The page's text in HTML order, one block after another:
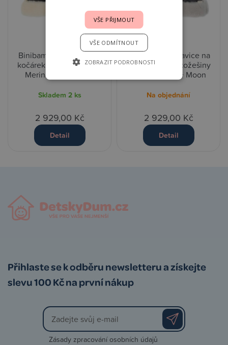
Binibamba Rukavice na
kočárek z ovčí kožešiny
Merino - Noir + Milk
Skladem 2 ks
2 929,00 Kč
Detail
Binibamba Rukavice na
kočárek z ovčí kožešiny
Merino - Noir + Moon
Na objednání
2 929,00 Kč
Detail
Přihlaste se k odběru newsletteru a získejte
slevu 100 Kč na první nákup
Zásady zpracování osobních údajů
VŠE PŘIJMOUT
VŠE ODMÍTNOUT
ZOBRAZIT PODROBNOSTI